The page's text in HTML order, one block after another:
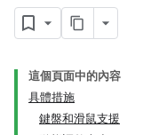
這個頁面中的內容
具體措施
鍵盤和滑鼠支援